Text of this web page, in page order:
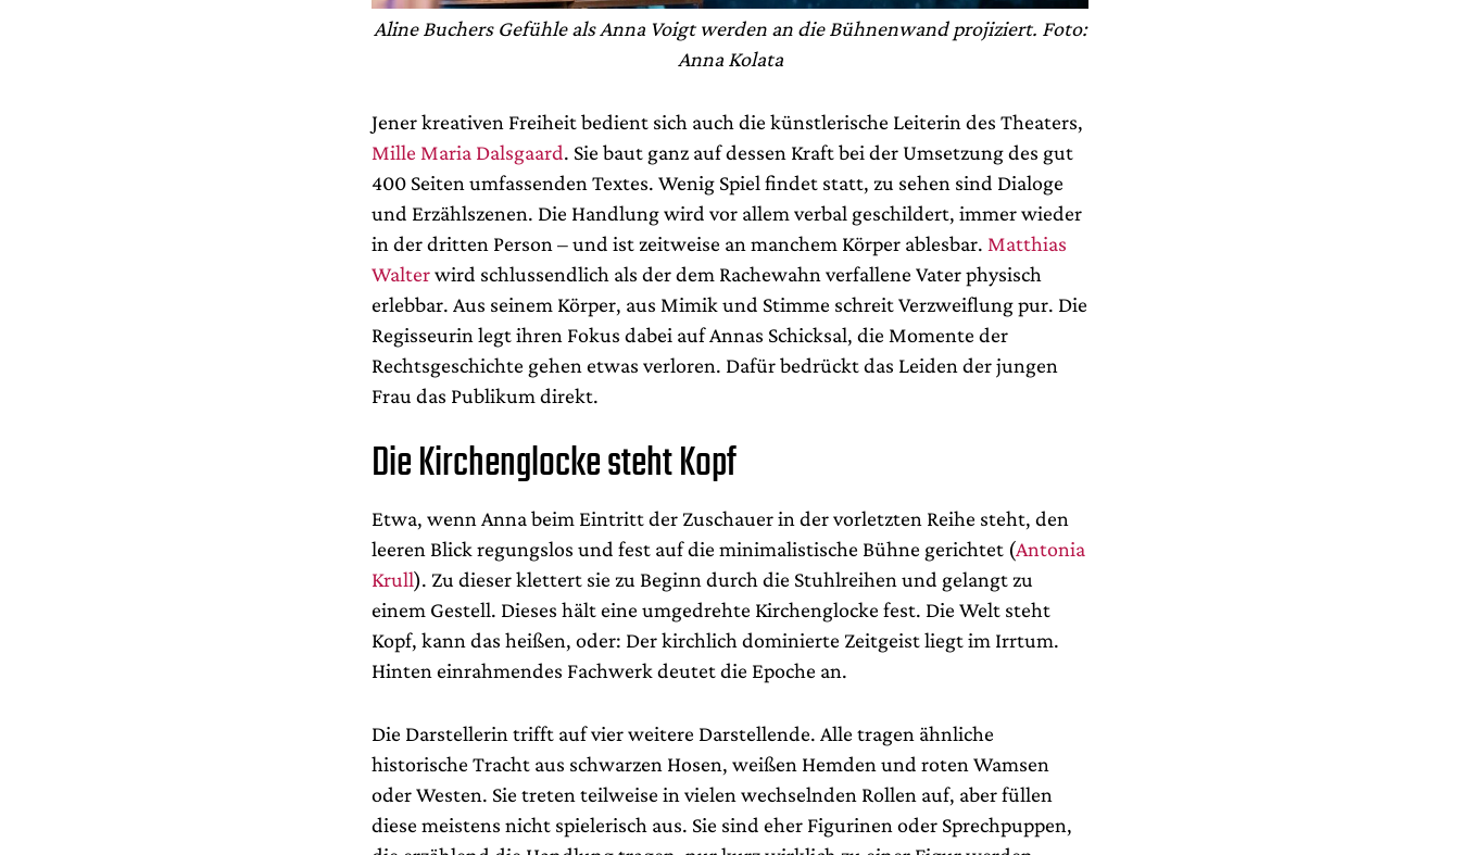
Aline Buchers Gefühle als Anna Voigt werden an die Bühnenwand projiziert. Foto:
Anna Kolata
Jener kreativen Freiheit bedient sich auch die künstlerische Leiterin des Theaters,
Mille Maria Dalsgaard. Sie baut ganz auf dessen Kraft bei der Umsetzung des gut
400 Seiten umfassenden Textes. Wenig Spiel findet statt, zu sehen sind Dialoge
und Erzählszenen. Die Handlung wird vor allem verbal geschildert, immer wieder
in der dritten Person – und ist zeitweise an manchem Körper ablesbar. Matthias
Walterwird schlussendlich als der dem Rachewahn verfallene Vater physisch
erlebbar. Aus seinem Körper, aus Mimik und Stimme schreit Verzweiflung pur. Die
Regisseurin legt ihren Fokus dabei auf Annas Schicksal, die Momente der
Rechtsgeschichte gehen etwas verloren. Dafür bedrückt das Leiden der jungen
Frau das Publikum direkt.
Die Kirchenglocke steht Kopf
Etwa, wenn Anna beim Eintritt der Zuschauer in der vorletzten Reihe steht, den
leeren Blick regungslos und fest auf die minimalistische Bühne gerichtet (Antonia
Krull). Zu dieser klettert sie zu Beginn durch die Stuhlreihen und gelangt zu
einem Gestell. Dieses hält eine umgedrehte Kirchenglocke fest. Die Welt steht
Kopf, kann das heißen, oder: Der kirchlich dominierte Zeitgeist liegt im Irrtum.
Hinten einrahmendes Fachwerk deutet die Epoche an.
Die Darstellerin trifft auf vier weitere Darstellende. Alle tragen ähnliche
historische Tracht aus schwarzen Hosen, weißen Hemden und roten Wamsen
oder Westen. Sie treten teilweise in vielen wechselnden Rollen auf, aber füllen
diese meistens nicht spielerisch aus. Sie sind eher Figurinen oder Sprechpuppen,